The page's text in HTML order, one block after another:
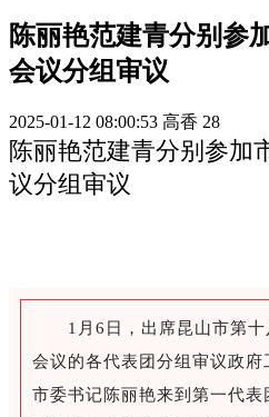
陈丽艳范建青分别参
会议分组审议
2025-01-12 08:00:53 高香 28
陈丽艳范建青分别参加
议分组审议
1月6日，出席昆山市第
会议的各代表团分组审议政府
市委书记陈丽艳来到第一代表